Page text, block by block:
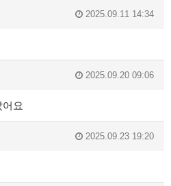
2025.09.11 14:34
2025.09.20 09:06
요
2025.09.23 19:20